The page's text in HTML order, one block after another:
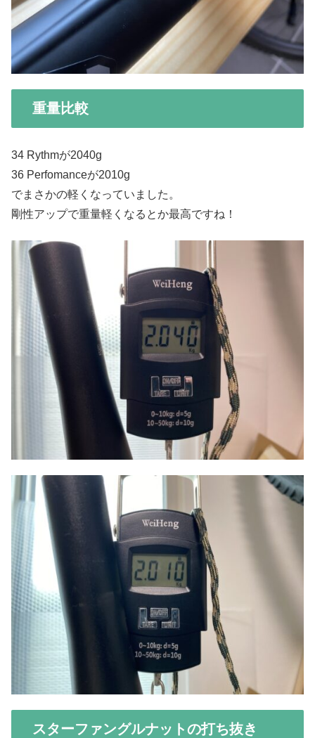
重量比較
34 Rythmが2040g
36 Perfomanceが2010g
でまさかの軽くなっていました。
剛性アップで重量軽くなるとか最高ですね！
スターファングルナットの打ち抜き